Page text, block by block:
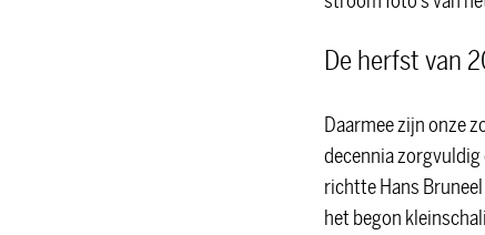
De herfst van
Daarmee zijn onze
decennia zorgvuldig
richtte Hans
het begon